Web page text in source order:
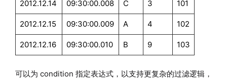
2012.12.14 09:30:00.008 C 3 101
2012.12.15 09:30:00.009 A 4 102
2012.12.16 09:30:00.010 B 9 103
可以为 condition 指定表达式，以支持更复杂的过滤逻辑，